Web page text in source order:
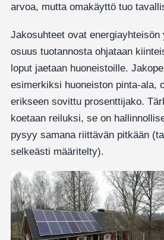
arvoa, mutta omakäyttö tuo
Jakosuhteet ovat energiayhteisön
osuus tuotannosta ohjataan
loput jaetaan huoneistoille.
esimerkiksi huoneiston pinta-ala,
erikseen sovittu prosenttijako.
koetaan reiluksi, se on
pysyy samana riittävän pitkään
selkeästi määritelty).